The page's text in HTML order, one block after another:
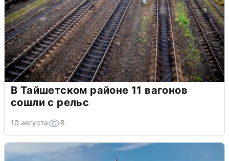
В Тайшетском районе 11 вагонов
сошли с рельс
10 августа 8